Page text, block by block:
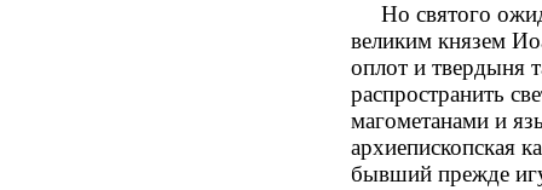
Но святого
великим князем
оплот и твердыня
распространить
магометанами и
архиепископская
бывший прежде